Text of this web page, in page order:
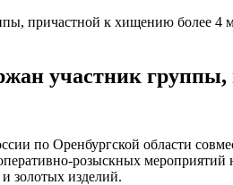
участник
по Оренбургской области
розыскных
золотых изделий.